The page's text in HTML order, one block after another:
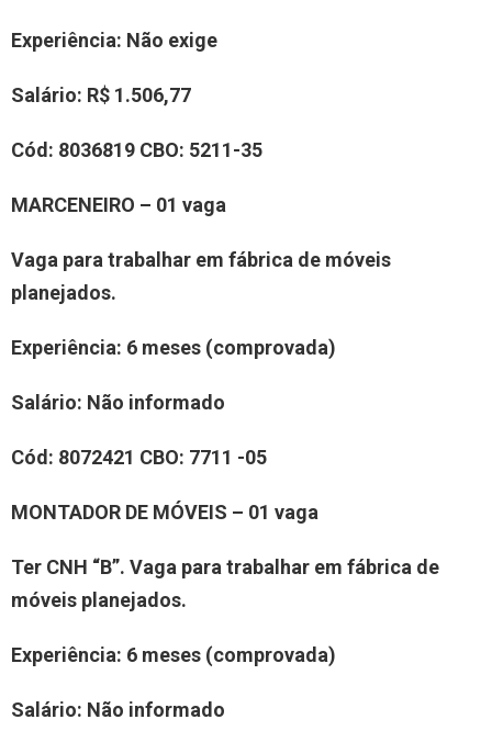
Experiência: Não exige
Salário: R$ 1.506,77
Cód: 8036819 CBO: 5211-35
MARCENEIRO – 01 vaga
Vaga para trabalhar em fábrica de móveis
planejados.
Experiência: 6 meses (comprovada)
Salário: Não informado
Cód: 8072421 CBO: 7711 -05
MONTADOR DE MÓVEIS – 01 vaga
Ter CNH “B”. Vaga para trabalhar em fábrica de
móveis planejados.
Experiência: 6 meses (comprovada)
Salário: Não informado